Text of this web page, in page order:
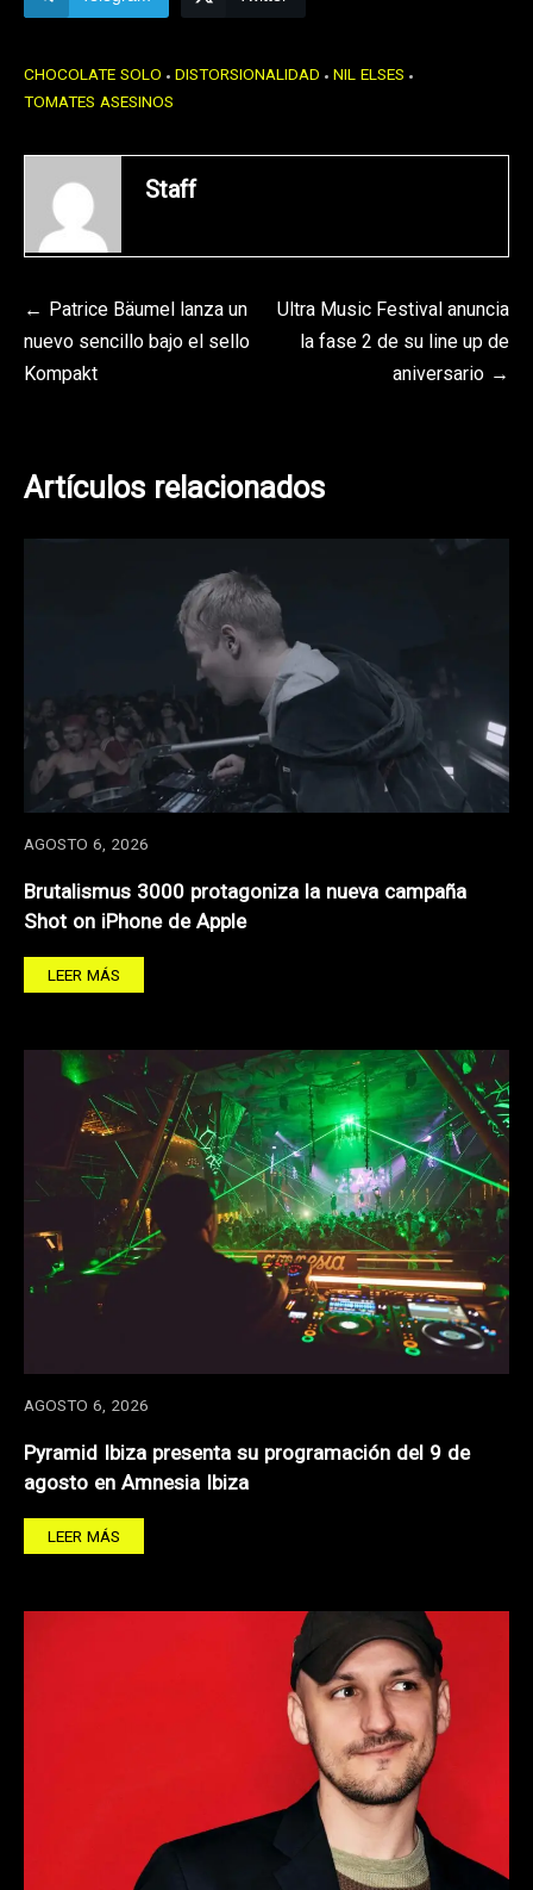
CHOCOLATE SOLO DISTORSIONALIDAD NIL ELSES
TOMATES ASESINOS
Staff
Navegación
de
Patrice Bäumel lanza un
nuevo sencillo bajo el sello
Kompakt
Ultra Music Festival anuncia
la fase 2 de su line up de
aniversario
Artículos relacionados
AGOSTO 6, 2026
Brutalismus 3000 protagoniza la nueva campaña
Shot on iPhone de Apple
LEER MÁS
AGOSTO 6, 2026
Pyramid Ibiza presenta su programación del 9 de
agosto en Amnesia Ibiza
LEER MÁS